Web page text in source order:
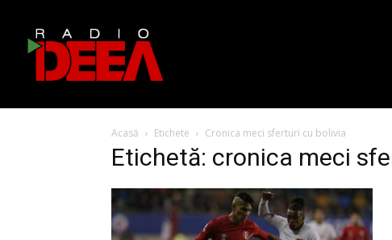
Acasă Etichete Cronica meci sferturi cu bolivia
Etichetă: cronica meci